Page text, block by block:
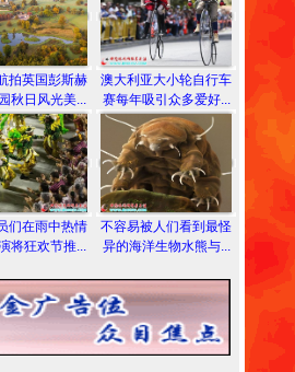
拍英国彭斯赫
秋日风光美...
们在雨中热情
将狂欢节推...
澳大利亚大小轮自行车
赛每年吸引众多爱好...
不容易被人们看到最怪
异的海洋生物水熊与...